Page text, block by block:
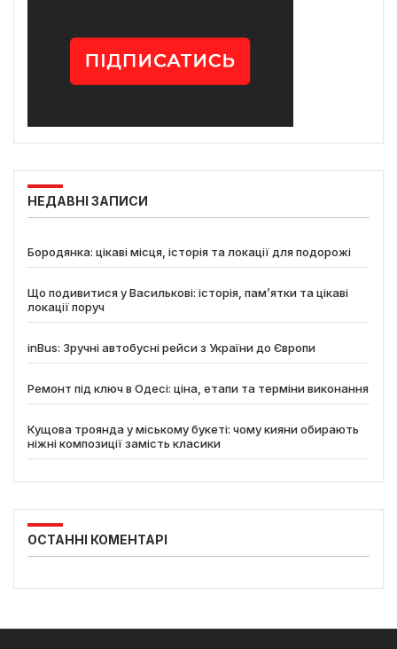
НЕДАВНІ ЗАПИСИ
Бородянка: цікаві місця, історія та локації для подорожі
Що подивитися у Василькові: історія, пам’ятки та цікаві
локації поруч
inBus: Зручні автобусні рейси з України до Європи
Ремонт під ключ в Одесі: ціна, етапи та терміни виконання
Кущова троянда у міському букеті: чому кияни обирають
ніжні композиції замість класики
ОСТАННІ КОМЕНТАРІ